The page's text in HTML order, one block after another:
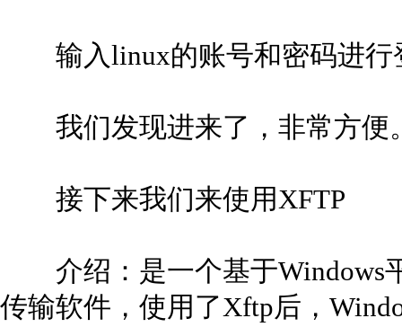
输入linux的账号和密码进行
我们发现进来了，非常方便
接下来我们来使用XFTP
介绍：是一个基于Windows平
传输软件，使用了Xftp后，